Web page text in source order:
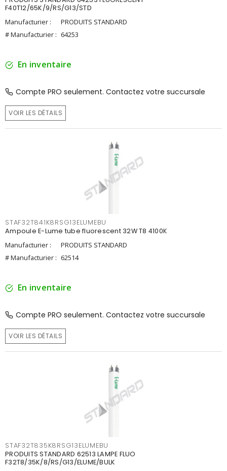
F40T12/65K/9/RS/G13/STD
Manufacturier :
PRODUITS STANDARD
# Manufacturier : 64253
En inventaire
Compte PRO seulement. Contactez votre succursale
VOIR LES DÉTAILS
STAF32T841K8RSG13ELUMEBU
Ampoule E-Lume tube fluorescent 32W T8 4100K
Manufacturier :
PRODUITS STANDARD
# Manufacturier : 62514
En inventaire
Compte PRO seulement. Contactez votre succursale
VOIR LES DÉTAILS
STAF32T835K8RSG13ELUMEBU
PRODUITS STANDARD 62513 LAMPE FLUO
F32T8/35K/8/RS/G13/ELUME/BULK